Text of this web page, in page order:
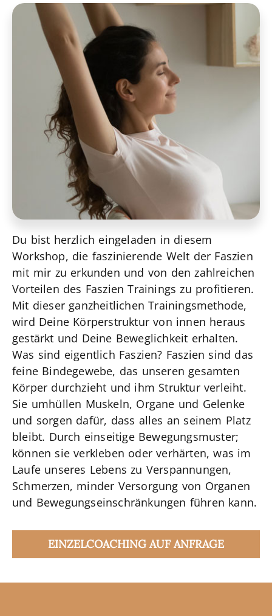
Du bist herzlich eingeladen in diesem
Workshop, die faszinierende Welt der Faszien
mit mir zu erkunden und von den zahlreichen
Vorteilen des Faszien Trainings zu profitieren.
Mit dieser ganzheitlichen Trainingsmethode,
wird Deine Körperstruktur von innen heraus
gestärkt und Deine Beweglichkeit erhalten.
Was sind eigentlich Faszien? Faszien sind das
feine Bindegewebe, das unseren gesamten
Körper durchzieht und ihm Struktur verleiht.
Sie umhüllen Muskeln, Organe und Gelenke
und sorgen dafür, dass alles an seinem Platz
bleibt. Durch einseitige Bewegungsmuster;
können sie verkleben oder verhärten, was im
Laufe unseres Lebens zu Verspannungen,
Schmerzen, minder Versorgung von Organen
und Bewegungseinschränkungen führen kann.
EINZELCOACHING AUF ANFRAGE